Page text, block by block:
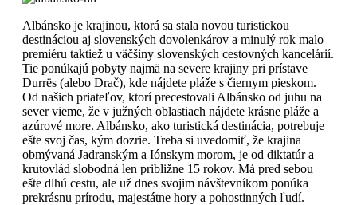
Albánsko je krajinou, ktorá sa stala novou turistickou
destináciou aj slovenských dovolenkárov a minulý rok malo
premiéru taktiež u väčšiny slovenských cestovných kancelárií.
Tie ponúkajú pobyty najmä na severe krajiny pri prístave
Durrës (alebo Drač), kde nájdete pláže s čiernym pieskom.
Od našich priateľov, ktorí precestovali Albánsko od juhu na
sever vieme, že v južných oblastiach nájdete krásne pláže a
azúrové more. Albánsko, ako turistická destinácia, potrebuje
ešte svoj čas, kým dozrie. Treba si uvedomiť, že krajina
obmývaná Jadranským a Iónskym morom, je od diktatúr a
krutovlád slobodná len približne 15 rokov. Má pred sebou
ešte dlhú cestu, ale už dnes svojim návštevníkom ponúka
prekrásnu prírodu, majestátne hory a pohostinných ľudí.